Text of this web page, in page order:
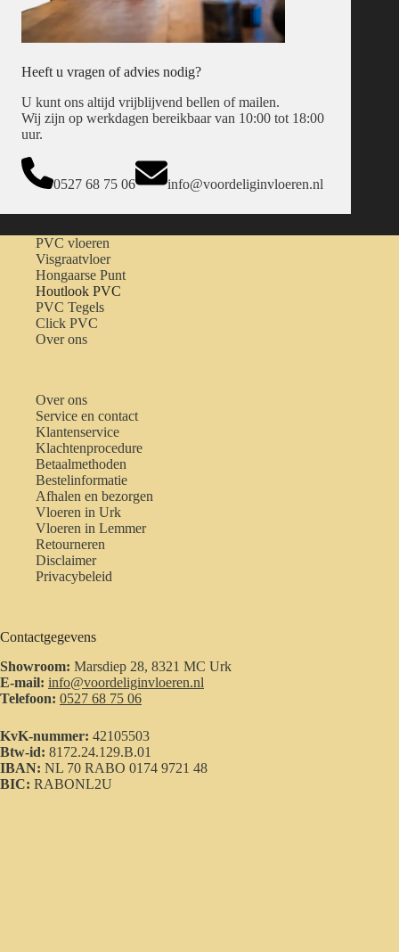
Heeft u vragen of advies nodig?
U kunt ons altijd vrijblijvend bellen of mailen.
Wij zijn op werkdagen bereikbaar van 10:00 tot 18:00
uur.
0527 68 75 06 info@voordeliginvloeren.nl
PVC vloeren
Visgraatvloer
Hongaarse Punt
Houtlook PVC
PVC Tegels
Click PVC
Over ons
Over ons
Service en contact
Klantenservice
Klachtenprocedure
Betaalmethoden
Bestelinformatie
Afhalen en bezorgen
Vloeren in Urk
Vloeren in Lemmer
Retourneren
Disclaimer
Privacybeleid
Contactgegevens
Showroom: Marsdiep 28, 8321 MC Urk
E-mail: info@voordeliginvloeren.nl
Telefoon: 0527 68 75 06
KvK-nummer: 42105503
Btw-id: 8172.24.129.B.01
IBAN: NL 70 RABO 0174 9721 48
BIC: RABONL2U